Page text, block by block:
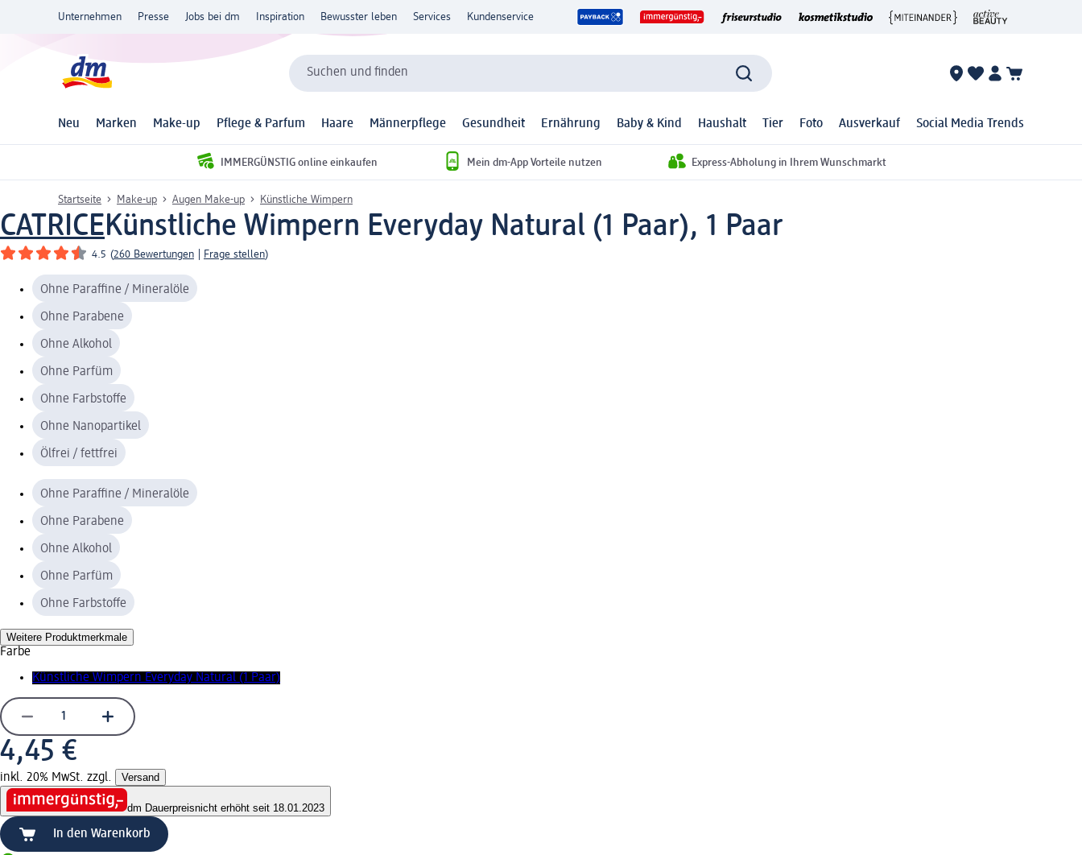
Unternehmen Presse Jobs bei dm Inspiration Bewusster leben Services Kundenservice
Suchen und finden
Neu Marken Make-up Pflege & Parfum Haare Männerpflege Gesundheit Ernährung Baby & Kind Haushalt Tier Foto Ausverkauf Social Media Trends
IMMERGÜNSTIG online einkaufen Mein dm-App Vorteile nutzen Express-Abholung in Ihrem Wunschmarkt
Startseite Make-up Augen Make-up Künstliche Wimpern
CATRICEKünstliche Wimpern Everyday Natural (1 Paar), 1 Paar
4.5 (260 Bewertungen Frage stellen)
Ohne Paraffine / Mineralöle
Ohne Parabene
Ohne Alkohol
Ohne Parfüm
Ohne Farbstoffe
Ohne Nanopartikel
Ölfrei / fettfrei
Ohne Paraffine / Mineralöle
Ohne Parabene
Ohne Alkohol
Ohne Parfüm
Ohne Farbstoffe
Weitere Produktmerkmale
Farbe
Künstliche Wimpern Everyday Natural (1 Paar)
4,45 €
inkl. 20% MwSt. zzgl. Versand
dm Dauerpreisnicht erhöht seit 18.01.2023
In den Warenkorb